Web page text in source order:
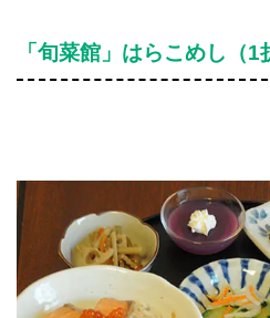
「旬菜館」はらこめし（